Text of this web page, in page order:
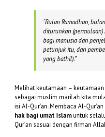
“Bulan Ramadhan,
diturunkan (permulaan)
bagi manusia dan
petunjuk itu, dan
yang bathil).”
Melihat keutamaan –
sebagai muslim marilah kita
isi Al-Qur’an. Membaca Al-
hak bagi umat Islamuntuk
Qur’an sesuai dengan firman